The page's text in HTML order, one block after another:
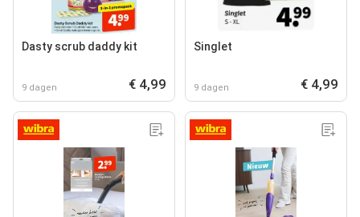
Dasty scrub daddy kit
9 dagen € 4,99
Singlet
9 dagen € 4,99